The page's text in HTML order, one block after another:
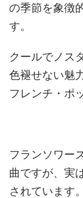
の季節を象徴
す。
クールでノス
色褪せない魅
フレンチ・ポ
フランソワー
曲ですが、実
されています。